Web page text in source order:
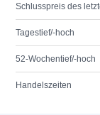
Schlusspreis des
Tagestief/-hoch
52-Wochentief/-hoch
Handelszeiten